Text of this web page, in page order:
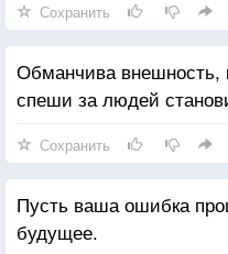
Сохранить
Обманчива внешность,
спеши за людей
Сохранить
Пусть ваша ошибка
будущее.